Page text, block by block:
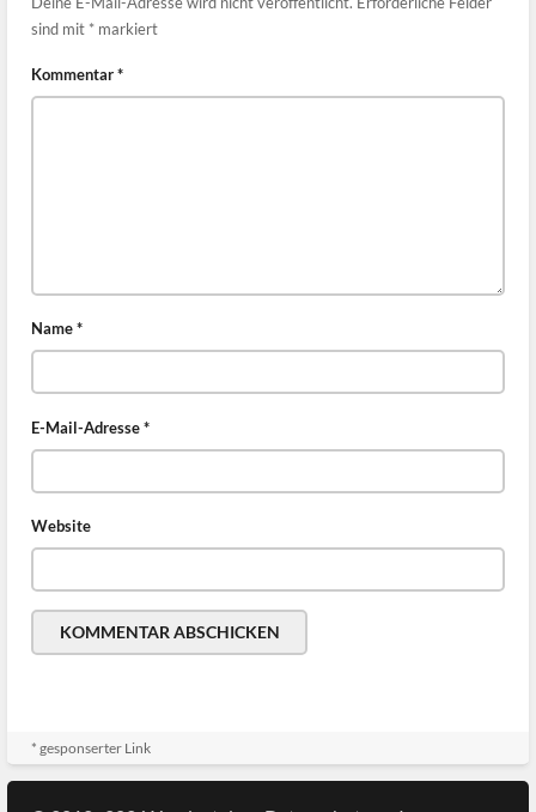
sind mit * markiert
Kommentar*
Name*
E-Mail-Adresse*
Website
* gesponserter Link